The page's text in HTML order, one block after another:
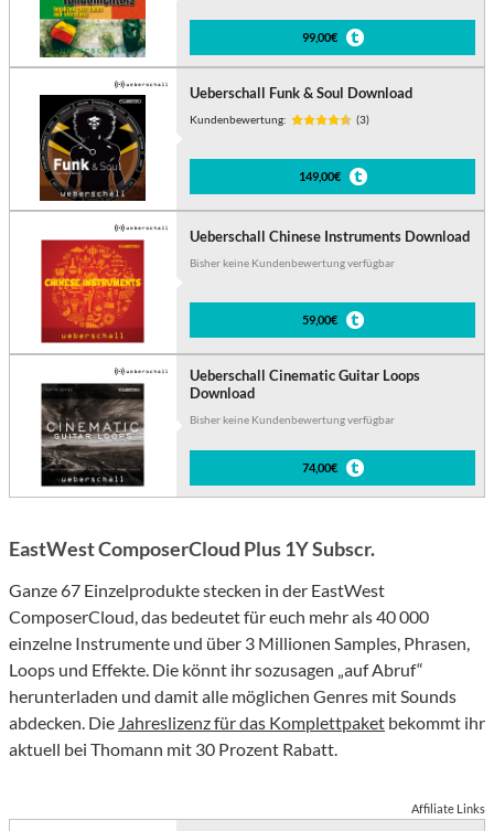
99,00€
Ueberschall Funk & Soul Download
Kundenbewertung: (3)
149,00€
Ueberschall Chinese Instruments Download
Bisher keine Kundenbewertung verfügbar
59,00€
Ueberschall Cinematic Guitar Loops
Download
Bisher keine Kundenbewertung verfügbar
74,00€
EastWest ComposerCloud Plus 1Y Subscr.
Ganze 67 Einzelprodukte stecken in der EastWest
ComposerCloud, das bedeutet für euch mehr als 40 000
einzelne Instrumente und über 3 Millionen Samples, Phrasen,
Loops und Effekte. Die könnt ihr sozusagen „auf Abruf“
herunterladen und damit alle möglichen Genres mit Sounds
abdecken. Die Jahreslizenz für das Komplettpaket bekommt ihr
aktuell bei Thomann mit 30 Prozent Rabatt.
Affiliate Links